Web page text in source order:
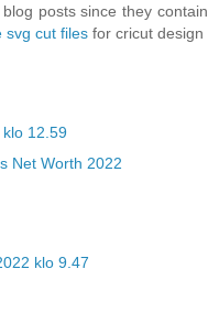
posts since they contain
svg cut files for cricut design
12.59
Net Worth 2022
klo 9.47